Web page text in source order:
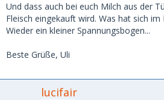
Und dass auch bei euch Milch aus der
Fleisch eingekauft wird. Was hat sich
Wieder ein kleiner Spannungsbogen...
Beste Grüße, Uli
lucifair